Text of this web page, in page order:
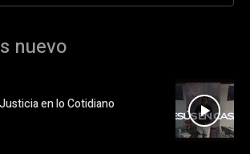
nuevo
en lo Cotidiano